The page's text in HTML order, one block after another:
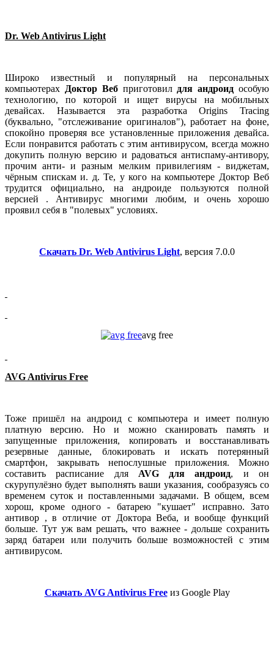
Dr. Web Antivirus Light
Широко известный и популярный на персональных
компьютерах Доктор Вебприготовил для андроид особую
технологию, по которой и ищет вирусы на мобильных
девайсах. Называется эта разработка Origins Tracing
(буквально, "отслеживание оригиналов"), работает на фоне,
спокойно проверяя все установленные приложения девайса.
Если понравится работать с этим антивирусом, всегда можно
докупить полную версию и радоваться антиспаму-антивору,
прочим анти- и разным мелким привилегиям - виджетам,
чёрным спискам и. д. Те, у кого на компьютере Доктор Веб
трудится официально, на андроиде пользуются полной
версией . Антивирус многими любим, и очень хорошо
проявил себя в "полевых" условиях.
Скачать Dr. Web Antivirus Light, версия 7.0.0
avg free
AVG Antivirus Free
Тоже пришёл на андроид с компьютера и имеет полную
платную версию. Но и можно сканировать память и
запущенные приложения, копировать и восстанавливать
резервные данные, блокировать и искать потерянный
смартфон, закрывать непослушные приложения. Можно
составить расписание для AVG для андроид, и он
скурупулёзно будет выполнять ваши указания, сообразуясь со
временем суток и поставленными задачами. В общем, всем
хорош, кроме одного - батарею "кушает" исправно. Зато
антивор , в отличие от Доктора Веба, и вообще функций
больше. Тут уж вам решать, что важнее - дольше сохранить
заряд батареи или получить больше возможностей с этим
антивирусом.
Скачать AVG Antivirus Freeиз Google Play